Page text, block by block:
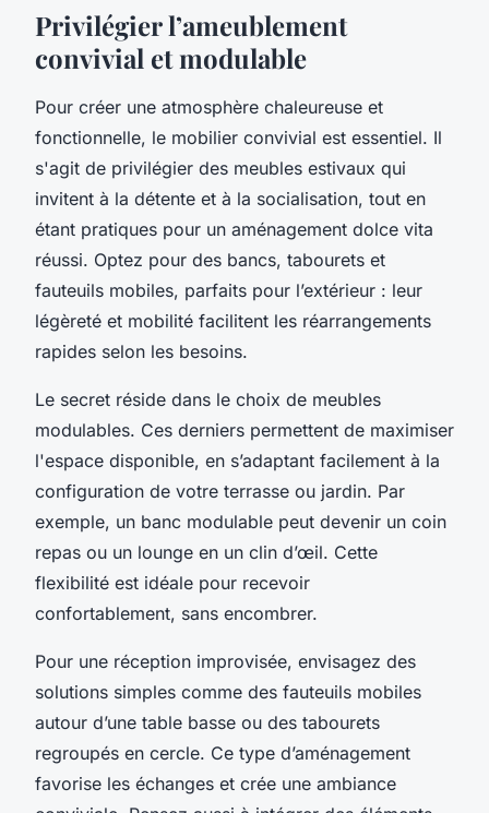
Privilégier l’ameublement
convivial et modulable
Pour créer une atmosphère chaleureuse et
fonctionnelle, le mobilier convivial est essentiel. Il
s'agit de privilégier des meubles estivaux qui
invitent à la détente et à la socialisation, tout en
étant pratiques pour un aménagement dolce vita
réussi. Optez pour des bancs, tabourets et
fauteuils mobiles, parfaits pour l’extérieur : leur
légèreté et mobilité facilitent les réarrangements
rapides selon les besoins.
Le secret réside dans le choix de meubles
modulables. Ces derniers permettent de maximiser
l'espace disponible, en s’adaptant facilement à la
configuration de votre terrasse ou jardin. Par
exemple, un banc modulable peut devenir un coin
repas ou un lounge en un clin d’œil. Cette
flexibilité est idéale pour recevoir
confortablement, sans encombrer.
Pour une réception improvisée, envisagez des
solutions simples comme des fauteuils mobiles
autour d’une table basse ou des tabourets
regroupés en cercle. Ce type d’aménagement
favorise les échanges et crée une ambiance